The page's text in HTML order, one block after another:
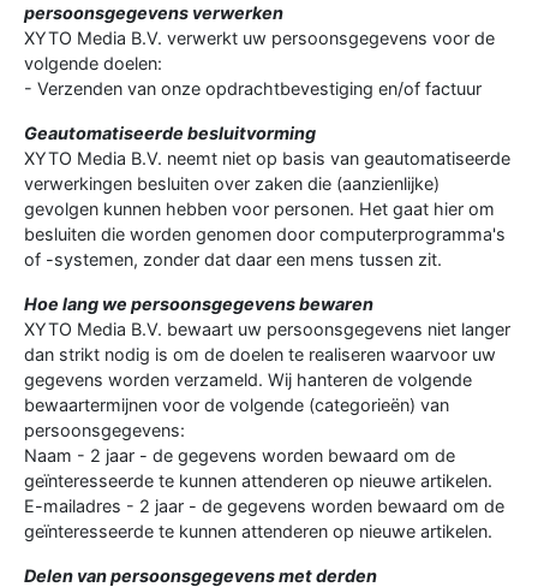
persoonsgegevens verwerken
XYTO Media B.V. verwerkt uw persoonsgegevens voor de
volgende doelen:
- Verzenden van onze opdrachtbevestiging en/of factuur
Geautomatiseerde besluitvorming
XYTO Media B.V. neemt niet op basis van geautomatiseerde
verwerkingen besluiten over zaken die (aanzienlijke)
gevolgen kunnen hebben voor personen. Het gaat hier om
besluiten die worden genomen door computerprogramma's
of -systemen, zonder dat daar een mens tussen zit.
Hoe lang we persoonsgegevens bewaren
XYTO Media B.V. bewaart uw persoonsgegevens niet langer
dan strikt nodig is om de doelen te realiseren waarvoor uw
gegevens worden verzameld. Wij hanteren de volgende
bewaartermijnen voor de volgende (categorieën) van
persoonsgegevens:
Naam - 2 jaar - de gegevens worden bewaard om de
geïnteresseerde te kunnen attenderen op nieuwe artikelen.
E-mailadres - 2 jaar - de gegevens worden bewaard om de
geïnteresseerde te kunnen attenderen op nieuwe artikelen.
Delen van persoonsgegevens met derden